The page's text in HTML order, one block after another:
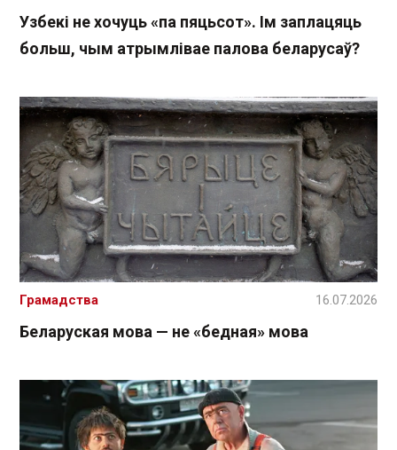
Узбекі не хочуць «па пяцьсот». Ім заплацяць
больш, чым атрымлівае палова беларусаў?
Беларуская мова — не «бедная» мова
Грамадства 16.07.2026